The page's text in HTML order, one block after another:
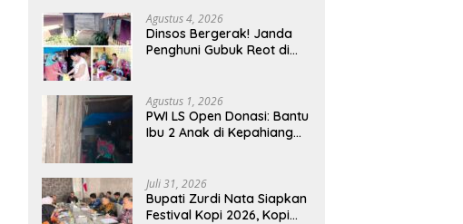
Agustus 4, 2026
Dinsos Bergerak! Janda
Penghuni Gubuk Reot di
BPNT
Agustus 1, 2026
PWI LS Open Donasi: Bantu
Ibu 2 Anak di Kepahiang
Juli 31, 2026
Bupati Zurdi Nata Siapkan
Festival Kopi 2026, Kopi